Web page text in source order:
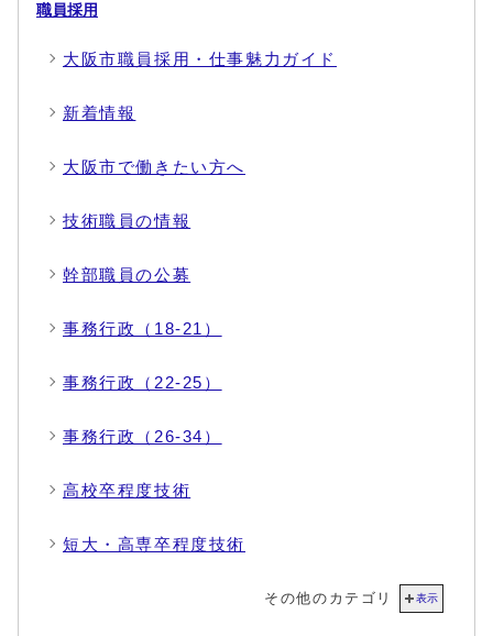
職員採用
大阪市職員採用・仕事魅力ガイド
新着情報
大阪市で働きたい方へ
技術職員の情報
幹部職員の公募
事務行政（18-21）
事務行政（22-25）
事務行政（26-34）
高校卒程度技術
短大・高専卒程度技術
その他のカテゴリ 表示